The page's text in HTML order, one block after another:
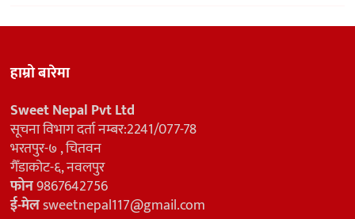
हाम्रो बारेमा
Sweet Nepal Pvt Ltd
सूचना विभाग दर्ता नम्बर:2241/077-78
भरतपुर-७ , चितवन
गैँडाकोट-६, नवलपुर
फोन9867642756
ई-मेलsweetnepal117@gmail.com